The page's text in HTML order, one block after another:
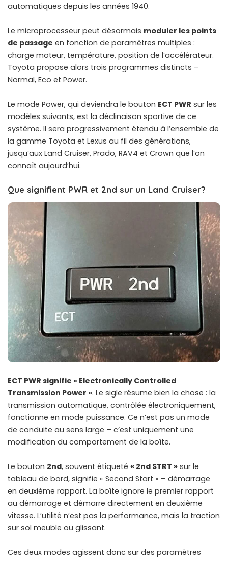
automatiques depuis les années 1940.
Le microprocesseur peut désormais moduler les points
de passage en fonction de paramètres multiples :
charge moteur, température, position de l’accélérateur.
Toyota propose alors trois programmes distincts –
Normal, Eco et Power.
Le mode Power, qui deviendra le bouton ECT PWR sur les
modèles suivants, est la déclinaison sportive de ce
système. Il sera progressivement étendu à l’ensemble de
la gamme Toyota et Lexus au fil des générations,
jusqu’aux Land Cruiser, Prado, RAV4 et Crown que l’on
connaît aujourd’hui.
Que signifient PWR et 2nd sur un Land Cruiser?
ECT PWR signifie « Electronically Controlled
Transmission Power ». Le sigle résume bien la chose : la
transmission automatique, contrôlée électroniquement,
fonctionne en mode puissance. Ce n’est pas un mode
de conduite au sens large – c’est uniquement une
modification du comportement de la boîte.
Le bouton 2nd, souvent étiqueté « 2nd STRT » sur le
tableau de bord, signifie « Second Start » – démarrage
en deuxième rapport. La boîte ignore le premier rapport
au démarrage et démarre directement en deuxième
vitesse. L’utilité n’est pas la performance, mais la traction
sur sol meuble ou glissant.
Ces deux modes agissent donc sur des paramètres